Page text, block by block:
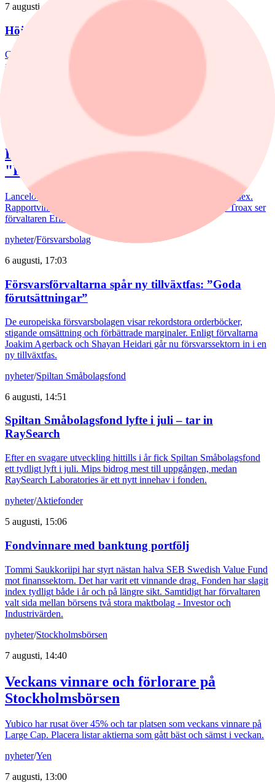
7 augusti, 08:39
Höjd riktkurs för Nibe
Citigroup sänker riktkursen för Novo Nordisk. Här är dagens
aktierekommendationer.
Aktiefonder
Förvaltaren efter Troax rusning:
"Fortsatt stor potential"
Lancelot Sverige steg 8,6% i juli, mot 2,2% för jämförelseindex.
Rapportvinnarna Mips och Troax bidrog till uppgången. I Troax ser
förvaltaren Erik Bertilsson fortsatt stor potential.
nyheter/Försvarsbolag
6 augusti, 17:03
Försvarsförvaltarna spår ny tillväxtfas: ”Goda
förutsättningar”
De europeiska försvarsbolagen visar rekordstora orderböcker,
stigande omsättning och förbättrade marginaler. Enligt förvaltarna
Joakim Agerback och Shayan Heidari går nu försvarssektorn in i en
ny tillväxtfas.
nyheter/Spiltan Småbolagsfond
6 augusti, 14:51
Spiltan Småbolagsfond lyfte i juli – tar in
RaySearch
Efter en svagare utveckling hittills i år fick Spiltan Småbolagsfond
ett tydligt lyft i juli. Mips bidrog mest till uppgången, medan
RaySearch Laboratories är ett nytt innehav i fonden.
nyheter/Aktiefonder
5 augusti, 15:06
Fondvinnare med banktung portfölj
Tommi Saukkoriipi har styrt nästan halva SEB Swedish Value Fund
mot finanssektorn. Det har varit ett vinnande drag. Fonden har slagit
index tydligt både i år och på längre sikt. Samtidigt har förvaltaren
valt sida mellan börsens två stora maktbolag - Investor och
Industrivärden.
nyheter/Stockholmsbörsen
7 augusti, 14:40
Veckans vinnare och förlorare på
Stockholmsbörsen
Yubico har rusat över 45% och tar platsen som veckans vinnare på
Large Cap. Placera listar aktierna som gått bäst och sämst i veckan.
nyheter/Yen
7 augusti, 13:00